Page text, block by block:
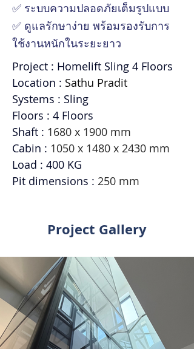
✅ ระบบความปลอดภัยเต็มรูปแบบ
✅ ดูแลรักษาง่าย พร้อมรองรับการ
ใช้งานหนักในระยะยาว
Project : Homelift Sling 4 Floors
Location : Sathu Pradit
Systems : Sling
Floors : 4 Floors
Shaft : 1680 x 1900 mm
Cabin : 1050 x 1480 x 2430 mm
Load : 400 KG
Pit dimensions : 250 mm
Project Gallery